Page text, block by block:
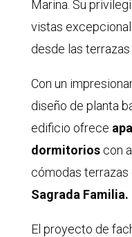
Marina. Su
vistas
desde las
Con un
diseño de planta
edificio ofrece
dormitorioscon
cómodas terrazas
Sagrada Familia.
El proyecto de